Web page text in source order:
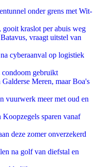
onder grens met Wit-
kraslot per abuis weg
vraagt uitstel van
cyberaanval op logistiek
gebruikt
Meren, maar Boa's
vuurwerk meer met oud en
sparen vanaf
deze zomer onverzekerd
na golf van diefstal en